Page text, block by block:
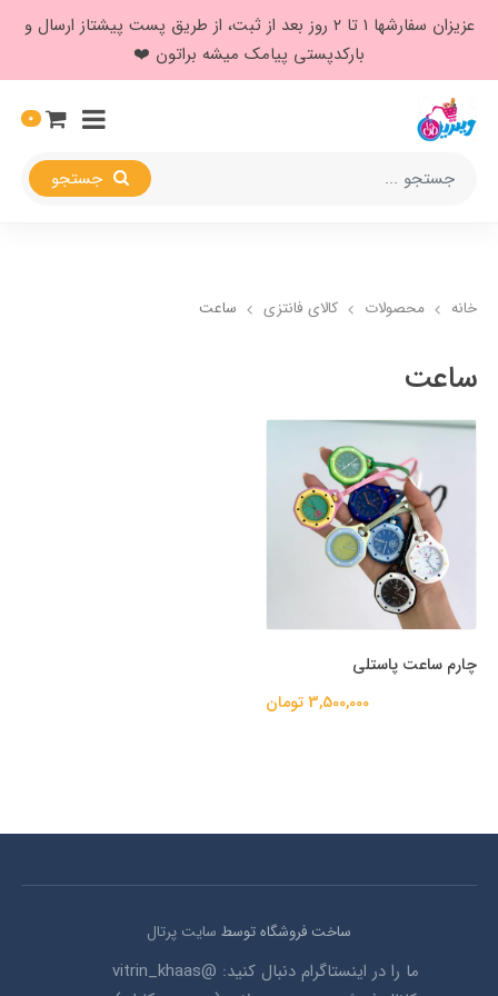
عزیزان سفارشها ۱ تا ۲ روز بعد از ثبت، از طریق پست پیشتاز ارسال و
بارکدپستی پیامک میشه براتون ❤️
0
خانه محصولات کالای فانتزی ساعت
ساعت
چارم ساعت پاستلی
3,500,000 تومان
ساخت فروشگاه توسط سایت پرتال
ما را در اینستاگرام دنبال کنید: @vitrin_khaas